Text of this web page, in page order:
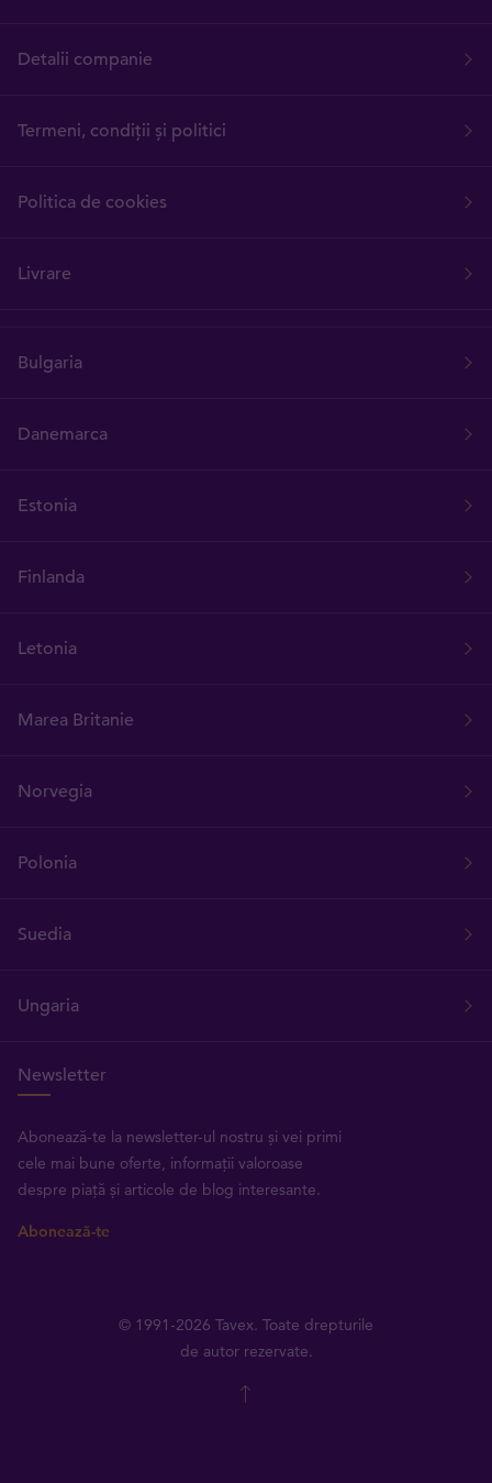
Detalii companie
Termeni, condiții și politici
Politica de cookies
Livrare
Bulgaria
Danemarca
Estonia
Finlanda
Letonia
Marea Britanie
Norvegia
Polonia
Suedia
Ungaria
Newsletter
Abonează-te la newsletter-ul nostru și vei primi
cele mai bune oferte, informații valoroase
despre piață și articole de blog interesante.
Abonează-te
© 1991-2026 Tavex. Toate drepturile
de autor rezervate.